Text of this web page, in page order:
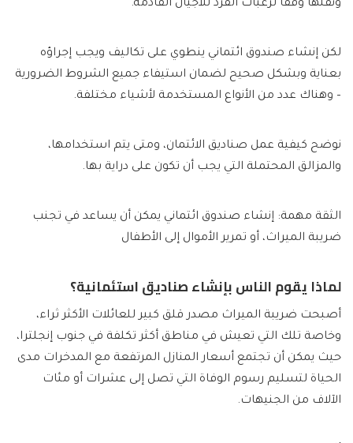
ونقلها وفقًا لرغبات الفرد للأجيال القادمة.”
لكن إنشاء صندوق ائتماني ينطوي على تكاليف ويجب إجراؤه
بعناية وبشكل صحيح لضمان استيفاء جميع الشروط الضرورية
– وهناك عدد من الأنواع المستخدمة لأشياء مختلفة.
نوضح كيفية عمل صناديق الائتمان، ومتى يتم استخدامها،
والمزالق المحتملة التي يجب أن تكون على دراية بها.
الثقة مهمة: إنشاء صندوق ائتماني يمكن أن يساعد في تجنب
ضريبة الميراث، أو تمرير الأموال إلى الأطفال
لماذا يقوم الناس بإنشاء صناديق استئمانية؟
أصبحت ضريبة الميراث مصدر قلق كبير للعائلات الأكثر ثراء،
وخاصة تلك التي تعيش في مناطق أكثر تكلفة في جنوب إنجلترا،
حيث يمكن أن تجتمع أسعار المنازل المرتفعة مع المدخرات مدى
الحياة لتسليم رسوم الوفاة التي تصل إلى عشرات أو مئات
الآلاف من الجنيهات.